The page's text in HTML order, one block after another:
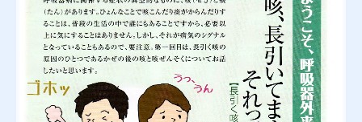
脳神経内科外来
交通案内
初診の方へ
予防接種